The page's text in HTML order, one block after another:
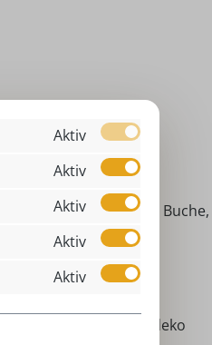
Bogenpyramide
Hölzer (Ahorn,
Weihnachtsdeko
Aktiv
Aktiv
Aktiv
Aktiv
Aktiv